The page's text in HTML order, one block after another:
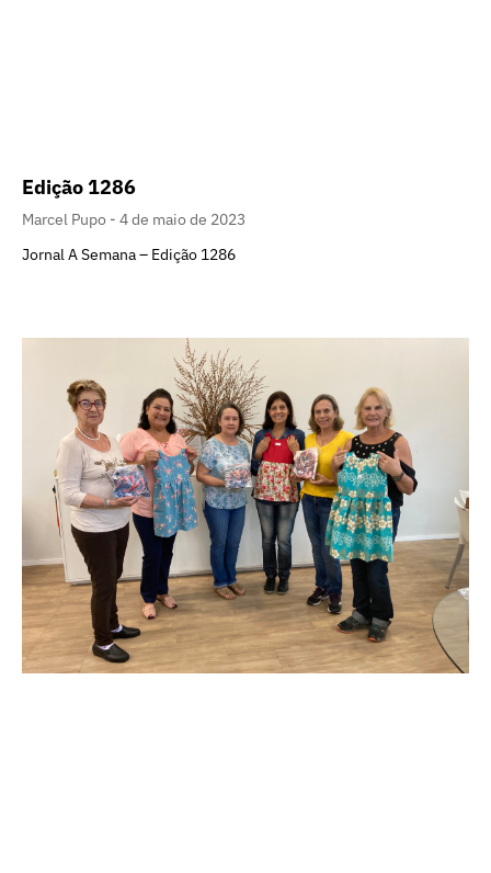
Edição 1286
Marcel Pupo
4 de maio de 2023
Jornal A Semana – Edição 1286